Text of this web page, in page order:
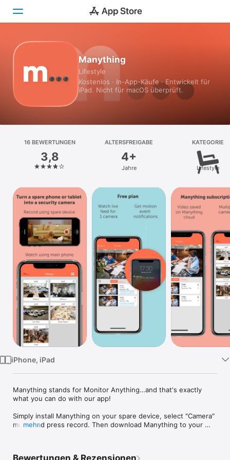
Spiele
Plattform
iPhone
iPad
Mac
Vision
Watch
Manything
Lifestyle
Kostenlos · In-App-Käufe · Entwickelt für
iPad. Nicht für macOS überprüft.
16 BEWERTUNGEN
3,8
ALTERSFREIGABE
4+
Jahre
KATEGORIE
Lifestyle
iPhone, iPad
Manything stands for Monitor Anything…and that's exactly
what you can do with our app!
Simply install Manything on your spare device, select "Camera"
mode and press record. Then download Manything to your
mehr
Bewertungen & Rezensionen